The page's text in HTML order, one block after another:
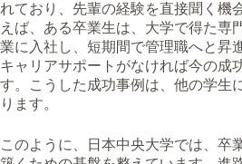
れており、先輩の経験を直接聞く機
えば、ある卒業生は、大学で得た専
業に入社し、短期間で管理職へと昇
キャリアサポートがなければ今の成
す。こうした成功事例は、他の学生
ります。
このように、日本中央大学では、卒